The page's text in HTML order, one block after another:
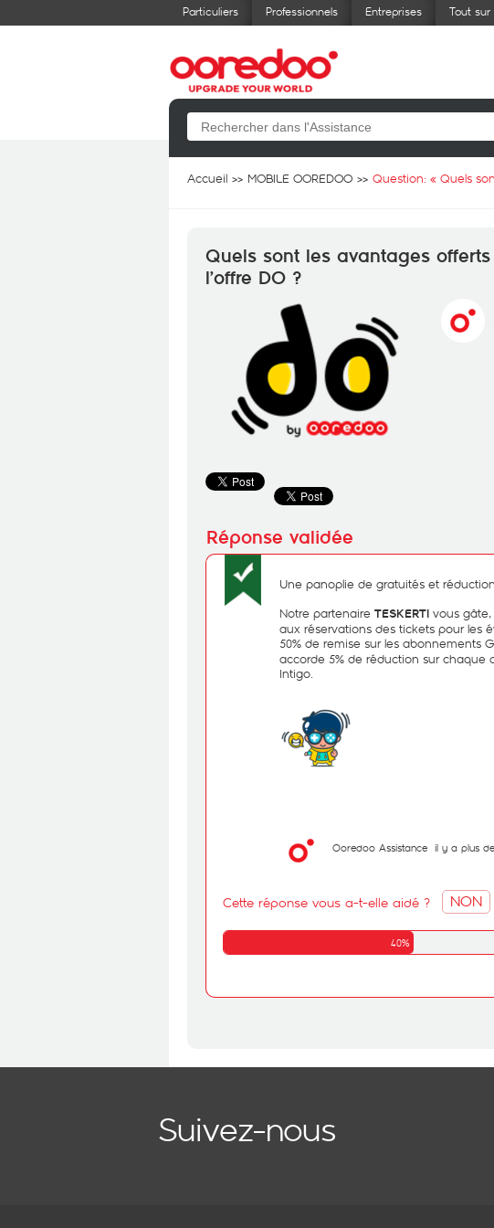
Particuliers Professionnels Entreprises Tout
Accueil MOBILE OOREDOO Question: « Quels
Quels sont les avantages
l’offre DO ?
Une panoplie de gratuités et
Notre partenaire TESKERTI vous
aux réservations des tickets pour les
50% de remise sur les abonnements
accorde 5% de réduction sur
Intigo.
Ooredoo Assistance il y a plus
Cette réponse vous a-t-elle aidé ? NON
40%
Suivez-nous